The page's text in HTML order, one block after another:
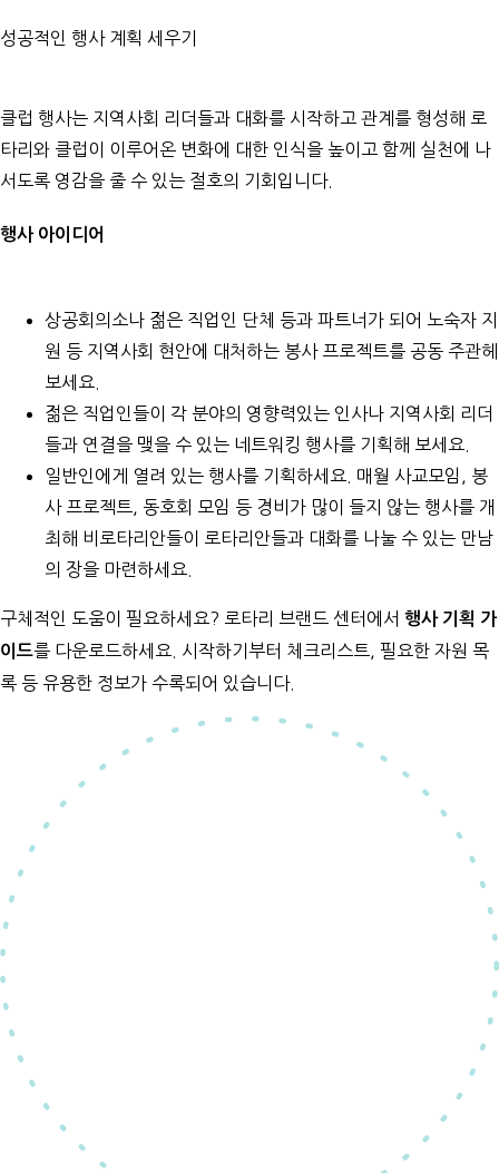
성공적인 행사 계획 세우기
클럽 행사는 지역사회 리더들과 대화를 시작하고 관계를 형성해 로
타리와 클럽이 이루어온 변화에 대한 인식을 높이고 함께 실천에 나
서도록 영감을 줄 수 있는 절호의 기회입니다.
행사 아이디어
상공회의소나 젊은 직업인 단체 등과 파트너가 되어 노숙자 지
원 등 지역사회 현안에 대처하는 봉사 프로젝트를 공동 주관헤
보세요.
젊은 직업인들이 각 분야의 영향력있는 인사나 지역사회 리더
들과 연결을 맺을 수 있는 네트워킹 행사를 기획해 보세요.
일반인에게 열려 있는 행사를 기획하세요. 매월 사교모임, 봉
사 프로젝트, 동호회 모임 등 경비가 많이 들지 않는 행사를 개
최해 비로타리안들이 로타리안들과 대화를 나눌 수 있는 만남
의 장을 마련하세요.
구체적인 도움이 필요하세요? 로타리 브랜드 센터에서 행사 기획 가
이드를 다운로드하세요. 시작하기부터 체크리스트, 필요한 자원 목
록 등 유용한 정보가 수록되어 있습니다.